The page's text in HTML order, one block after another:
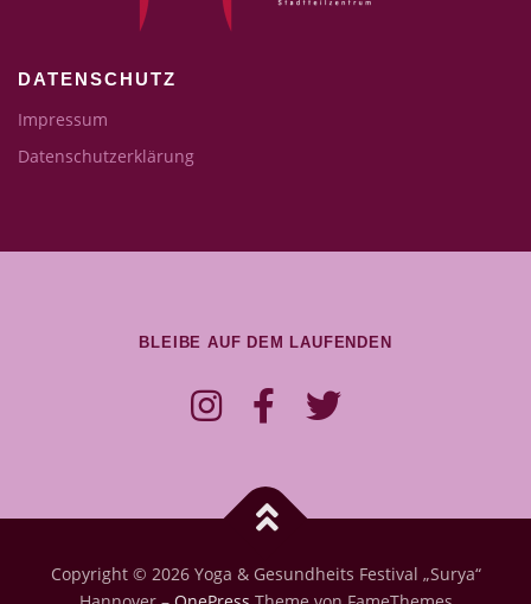
DATENSCHUTZ
Impressum
Datenschutzerklärung
BLEIBE AUF DEM LAUFENDEN
Copyright © 2026 Yoga & Gesundheits Festival „Surya“